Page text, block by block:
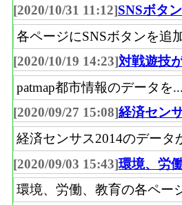
[2020/10/31 11:12]SNSボタ
各ページにSNSボタンを追
[2020/10/19 14:23]対戦遊技
patmap都市情報のデータを...
[2020/09/27 15:08]経済セン
経済センサス2014のデータ
[2020/09/03 15:43]環境、労
環境、労働、教育の各ペー